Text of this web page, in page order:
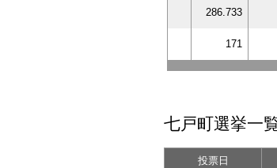
286.733
171
七戸町選挙一
投票日